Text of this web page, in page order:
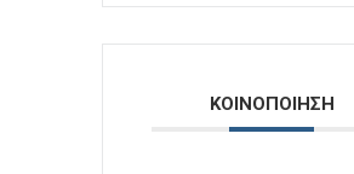
ΚΟΙΝΟΠΟΙΗΣΗ